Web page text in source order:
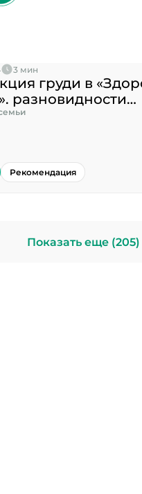
3 мин
груди в
разновидности
операций
Рекомендация
Показать еще (205)